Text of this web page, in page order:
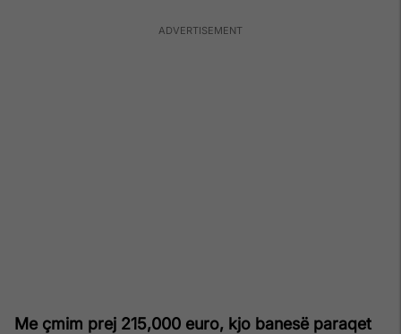
Me çmim prej 215,000 euro, kjo banesë paraqet